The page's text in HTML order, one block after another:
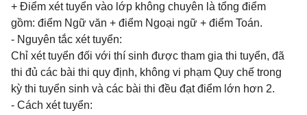
+ Điểm xét tuyển vào lớp không chuyên là tổng điểm
gồm: điểm Ngữ văn + điểm Ngoại ngữ + điểm Toán.
- Nguyên tắc xét tuyển:
Chỉ xét tuyển đối với thí sinh được tham gia thi tuyển, đã
thi đủ các bài thi quy định, không vi phạm Quy chế trong
kỳ thi tuyển sinh và các bài thi đều đạt điểm lớn hơn 2.
- Cách xét tuyển: